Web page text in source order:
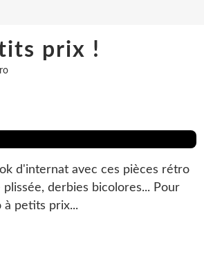
prix !
d'internat avec ces pièces rétro
derbies bicolores... Pour
petits prix...